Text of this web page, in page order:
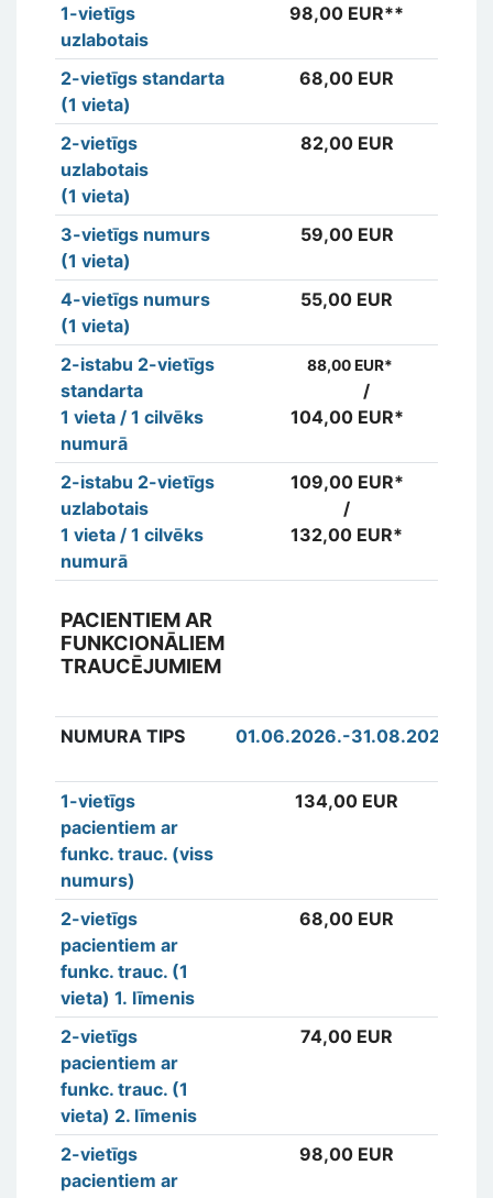
1-vietīgs
uzlabotais
98,00 EUR**
2-vietīgs standarta
(1 vieta)
68,00 EUR
2-vietīgs
uzlabotais
(1 vieta)
82,00 EUR
3-vietīgs numurs
(1 vieta)
59,00 EUR
4-vietīgs numurs
(1 vieta)
55,00 EUR
2-istabu 2-vietīgs
standarta
1 vieta / 1 cilvēks
numurā
88,00 EUR*
/
104,00 EUR*
2-istabu 2-vietīgs
uzlabotais
1 vieta / 1 cilvēks
numurā
109,00 EUR*
/
132,00 EUR*
PACIENTIEM AR
FUNKCIONĀLIEM
TRAUCĒJUMIEM
NUMURA TIPS 01.06.2026.-31.08.2026.
1-vietīgs
pacientiem ar
funkc. trauc. (viss
numurs)
134,00 EUR
2-vietīgs
pacientiem ar
funkc. trauc. (1
vieta) 1. līmenis
68,00 EUR
2-vietīgs
pacientiem ar
funkc. trauc. (1
vieta) 2. līmenis
74,00 EUR
2-vietīgs
pacientiem ar
98,00 EUR